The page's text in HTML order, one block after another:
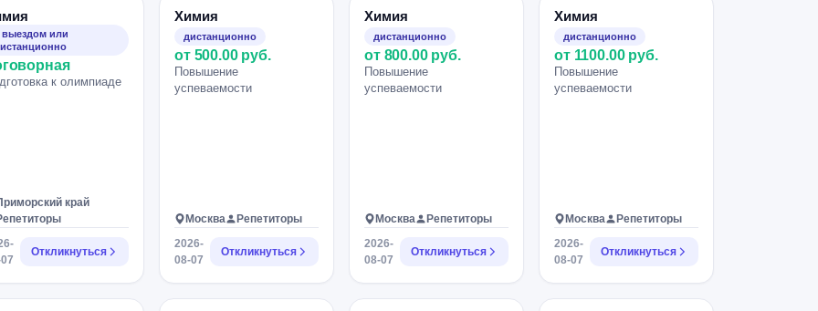
выездом или
к олимпиаде
край
Откликнуться
Химия
дистанционно
от 500.00 руб.
Повышение
успеваемости
Москва
Репетиторы
2026-
08-07
Откликнуться
Химия
дистанционно
от 800.00 руб.
Повышение
успеваемости
Москва
Репетиторы
2026-
08-07
Откликнуться
Химия
дистанционно
от 1100.00 руб.
Повышение
успеваемости
Москва
Репетиторы
2026-
08-07
Откликнуться